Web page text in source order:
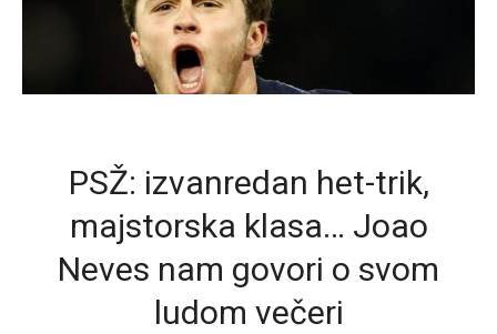
PSŽ: izvanredan het-trik,
majstorska klasa… Joao
Neves nam govori o svom
ludom večeri